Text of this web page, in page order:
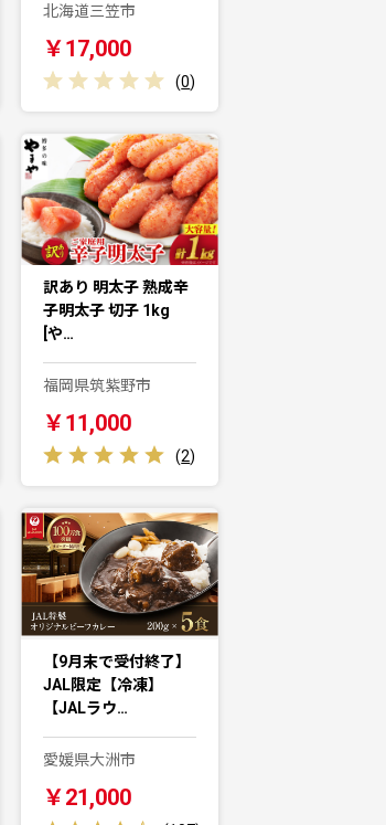
北海道三笠市
￥17,000
(0)
訳あり 明太子 熟成辛
子明太子 切子 1kg
[や…
福岡県筑紫野市
￥11,000
(2)
【9月末で受付終了】
JAL限定【冷凍】
【JALラウ…
愛媛県大洲市
￥21,000